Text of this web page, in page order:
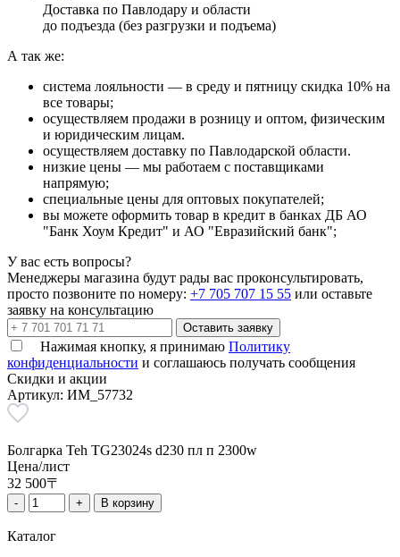
Доставка по Павлодару и области
до подъезда (без разгрузки и подъема)
А так же:
система лояльности — в среду и пятницу скидка 10% на
все товары;
осуществляем продажи в розницу и оптом, физическим
и юридическим лицам.
осуществляем доставку по Павлодарской области.
низкие цены — мы работаем с поставщиками
напрямую;
специальные цены для оптовых покупателей;
вы можете оформить товар в кредит в банках ДБ АО
"Банк Хоум Кредит" и АО "Евразийский банк";
У вас есть вопросы?
Менеджеры магазина будут рады вас проконсультировать,
просто позвоните по номеру: +7 705 707 15 55 или оставьте
заявку на консультацию
Оставить заявку
Нажимая кнопку, я принимаю Политику
конфиденциальности и соглашаюсь получать сообщения
Скидки и акции
Артикул: ИМ_57732
Болгарка Teh TG23024s d230 пл п 2300w
Цена/лист
32 500〒
- + В корзину
Каталог